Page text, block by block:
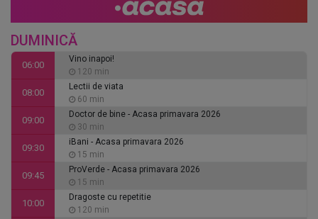
DUMINICĂ
06:00
Vino inapoi!
120 min
08:00
Lectii de viata
60 min
09:00
Doctor de bine - Acasa primavara 2026
30 min
09:30
iBani - Acasa primavara 2026
15 min
09:45
ProVerde - Acasa primavara 2026
15 min
10:00
Dragoste cu repetitie
120 min